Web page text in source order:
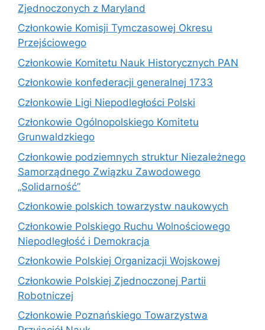
Zjednoczonych z Maryland
Członkowie Komisji Tymczasowej Okresu
Przejściowego
Członkowie Komitetu Nauk Historycznych PAN
Członkowie konfederacji generalnej 1733
Członkowie Ligi Niepodległości Polski
Członkowie Ogólnopolskiego Komitetu
Grunwaldzkiego
Członkowie podziemnych struktur Niezależnego
Samorządnego Związku Zawodowego
„Solidarność”
Członkowie polskich towarzystw naukowych
Członkowie Polskiego Ruchu Wolnościowego
Niepodległość i Demokracja
Członkowie Polskiej Organizacji Wojskowej
Członkowie Polskiej Zjednoczonej Partii
Robotniczej
Członkowie Poznańskiego Towarzystwa